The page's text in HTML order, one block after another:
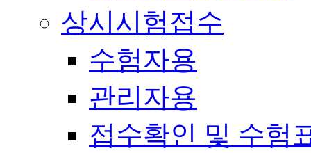
상시시험접수
수험자용
관리자용
접수확인 및 수험